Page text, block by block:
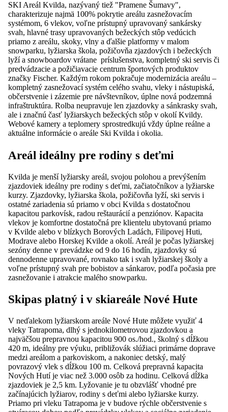
SKI Areál Kvilda, nazývaný tiež "Pramene Šumavy",
charakterizuje najmä 100% pokrytie areálu zasnežovacím
systémom, 6 vlekov, voľne prístupný upravovaný sankársky
svah, hlavné trasy upravovaných bežeckých stôp vedúcich
priamo z areálu, skoky, vlny a ďalšie platformy v malom
snowparku, lyžiarska škola, požičovňa zjazdových i bežeckých
lyží a snowboardov vrátane príslušenstva, kompletný ski servis či
predvádzacie a požičiavacie centrum športových produktov
značky Fischer. Každým rokom pokračuje modernizácia areálu –
kompletný zasnežovací systém celého svahu, vleky i nástupiská,
občerstvenie i zázemie pre návštevníkov, úplne nová podzemná
infraštruktúra. Rolba neupravuje len zjazdovky a sánkrasky svah,
ale i značnú časť lyžiarskych bežeckých stôp v okolí Kvildy.
Webové kamery a teplomery sprostredkujú vždy úplne reálne a
aktuálne informácie o areále Ski Kvilda i okolia.
Areál ideálny pre rodiny s deťmi
Kvilda je menší lyžiarsky areál, svojou polohou a prevýšením
zjazdoviek ideálny pre rodiny s deťmi, začiatočníkov a lyžiarske
kurzy. Zjazdovky, lyžiarska škola, požičovňa lyží, ski servis i
ostatné zariadenia sú priamo v obci Kvilda s dostatočnou
kapacitou parkovísk, radou reštaurácií a penziónov. Kapacita
vlekov je komfortne dostatočná pre klientelu ubytovanú priamo
v Kvilde alebo v blízkych Borových Ladách, Filipovej Huti,
Modrave alebo Horskej Kvilde a okolí. Areál je počas lyžiarskej
sezóny denne v prevádzke od 9 do 16 hodín, zjazdovky sú
dennodenne upravované, rovnako tak i svah lyžiarskej školy a
voľne prístupný svah pre bobistov a sánkarov, podľa počasia pre
zasnežovanie i atrakcie malého snowparku.
Skipas platný i v skiareále Nové Hute
V neďalekom lyžiarskom areále Nové Hute môžete využiť 4
vleky Tatrapoma, dlhý s jednokilometrovou zjazdovkou a
najväčšou prepravnou kapacitou 900 os./hod., školný s dĺžkou
420 m, ideálny pre výuku, približovák slúžiaci primárne doprave
medzi areálom a parkoviskom, a nakoniec detský, malý
povrazový vlek s dĺžkou 100 m. Celková prepravná kapacita
Nových Hutí je viac než 3.000 osôb za hodinu. Celková dĺžka
zjazdoviek je 2,5 km. Lyžovanie je tu obzvlášť vhodné pre
začínajúcich lyžiarov, rodiny s deťmi alebo lyžiarske kurzy.
Priamo pri vleku Tatrapoma je v budove rýchle občerstvenie s